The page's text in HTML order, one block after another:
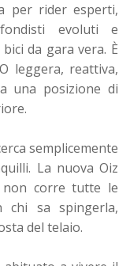
per rider esperti,
evoluti e
da gara vera. È
leggera, reattiva,
una posizione di
semplicemente
La nuova Oiz
non corre tutte le
chi sa spingerla,
del telaio.